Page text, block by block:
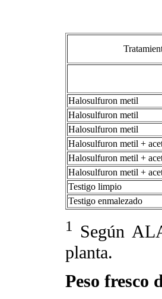
Halosulfuron metil
Halosulfuron metil
Halosulfuron metil
Halosulfuron metil +
Halosulfuron metil +
Halosulfuron metil +
Testigo limpio
Testigo enmalezado
1 Según
planta.
Peso fresco